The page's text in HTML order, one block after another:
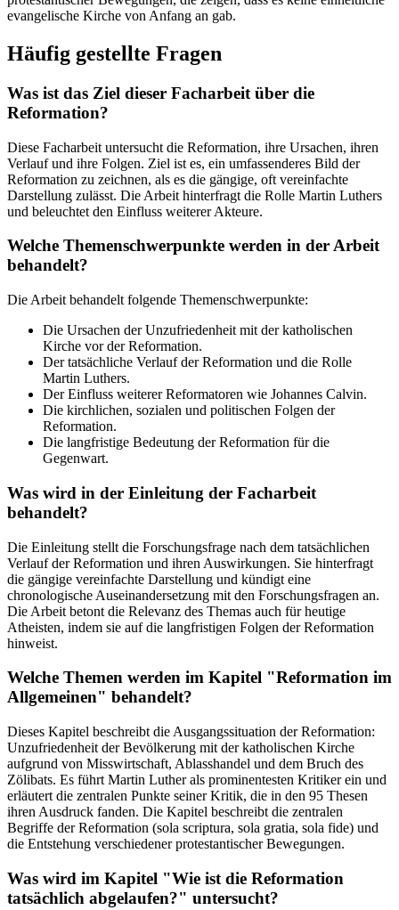
evangelische Kirche von Anfang an gab.
Häufig gestellte Fragen
Was ist das Ziel dieser Facharbeit über die
Reformation?
Diese Facharbeit untersucht die Reformation, ihre Ursachen, ihren
Verlauf und ihre Folgen. Ziel ist es, ein umfassenderes Bild der
Reformation zu zeichnen, als es die gängige, oft vereinfachte
Darstellung zulässt. Die Arbeit hinterfragt die Rolle Martin Luthers
und beleuchtet den Einfluss weiterer Akteure.
Welche Themenschwerpunkte werden in der Arbeit
behandelt?
Die Arbeit behandelt folgende Themenschwerpunkte:
Die Ursachen der Unzufriedenheit mit der katholischen
Kirche vor der Reformation.
Der tatsächliche Verlauf der Reformation und die Rolle
Martin Luthers.
Der Einfluss weiterer Reformatoren wie Johannes Calvin.
Die kirchlichen, sozialen und politischen Folgen der
Reformation.
Die langfristige Bedeutung der Reformation für die
Gegenwart.
Was wird in der Einleitung der Facharbeit
behandelt?
Die Einleitung stellt die Forschungsfrage nach dem tatsächlichen
Verlauf der Reformation und ihren Auswirkungen. Sie hinterfragt
die gängige vereinfachte Darstellung und kündigt eine
chronologische Auseinandersetzung mit den Forschungsfragen an.
Die Arbeit betont die Relevanz des Themas auch für heutige
Atheisten, indem sie auf die langfristigen Folgen der Reformation
hinweist.
Welche Themen werden im Kapitel "Reformation im
Allgemeinen" behandelt?
Dieses Kapitel beschreibt die Ausgangssituation der Reformation:
Unzufriedenheit der Bevölkerung mit der katholischen Kirche
aufgrund von Misswirtschaft, Ablasshandel und dem Bruch des
Zölibats. Es führt Martin Luther als prominentesten Kritiker ein und
erläutert die zentralen Punkte seiner Kritik, die in den 95 Thesen
ihren Ausdruck fanden. Die Kapitel beschreibt die zentralen
Begriffe der Reformation (sola scriptura, sola gratia, sola fide) und
die Entstehung verschiedener protestantischer Bewegungen.
Was wird im Kapitel "Wie ist die Reformation
tatsächlich abgelaufen?" untersucht?